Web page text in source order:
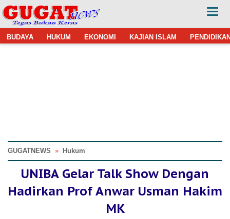
BUDAYA HUKUM EKONOMI KAJIAN ISLAM
GUGATNEWS » Hukum
UNIBA Gelar Talk Show Dengan
Hadirkan Prof Anwar Usman Hakim
MK